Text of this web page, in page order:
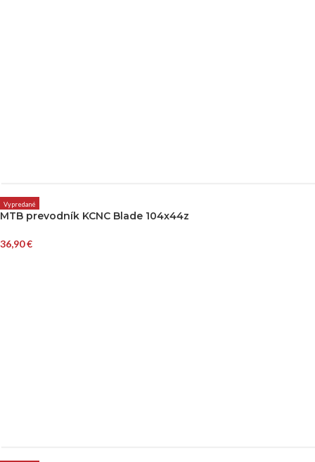
Vypredané
MTB prevodník KCNC Blade 104x44z
36,90€